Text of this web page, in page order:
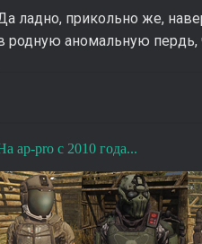
ладно, прикольно же,
родную аномальную пердь,
ap-pro с 2010 года...